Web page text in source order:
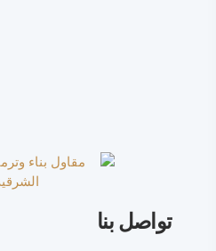
تواصل بنا